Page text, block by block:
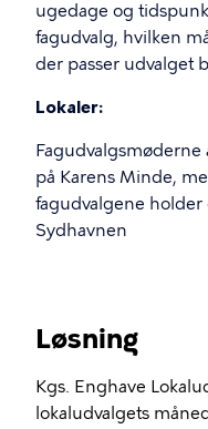
ugedage og
fagudvalg, hvilken
der passer udvalget
Lokaler:
på Karens Minde,
fagudvalgene
Sydhavnen
Løsning
Kgs. Enghave
lokaludvalgets